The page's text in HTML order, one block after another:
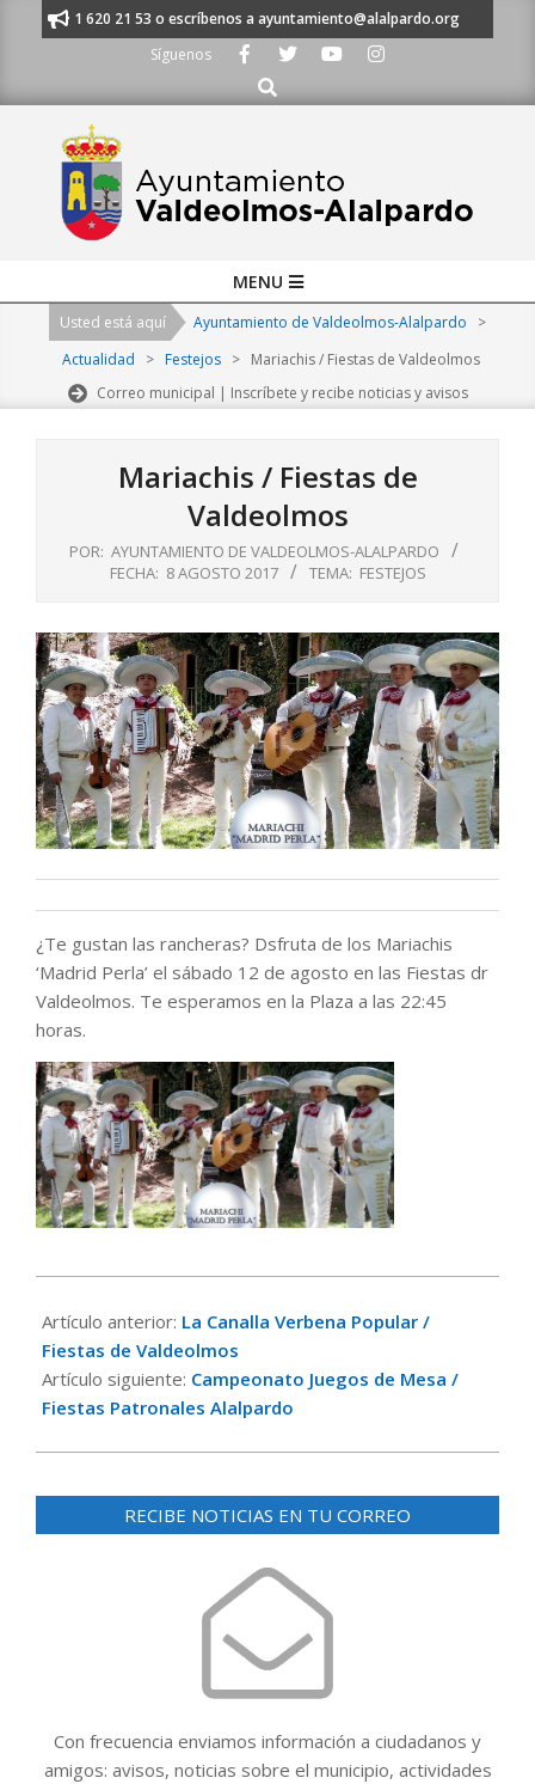
al 91 620 21 53 o escríbenos a ayuntamiento@alalpardo.org
Síguenos
Buscar
Navigation
MENU
Usted está aquí Ayuntamiento de Valdeolmos-Alalpardo
>
Actualidad
> Festejos > Mariachis / Fiestas de Valdeolmos
Correo municipal | Inscríbete y recibe noticias y avisos
Mariachis / Fiestas de
Valdeolmos
POR: AYUNTAMIENTO DE VALDEOLMOS-ALALPARDO
FECHA: 8 AGOSTO 2017 TEMA: FESTEJOS
¿Te gustan las rancheras? Dsfruta de los Mariachis
‘Madrid Perla’ el sábado 12 de agosto en las Fiestas dr
Valdeolmos. Te esperamos en la Plaza a las 22:45
horas.
08-
08
Artículo anterior: La Canalla Verbena Popular /
Fiestas de Valdeolmos
Artículo siguiente: Campeonato Juegos de Mesa /
Fiestas Patronales Alalpardo
RECIBE NOTICIAS EN TU CORREO
Con frecuencia enviamos información a ciudadanos y
amigos: avisos, noticias sobre el municipio, actividades